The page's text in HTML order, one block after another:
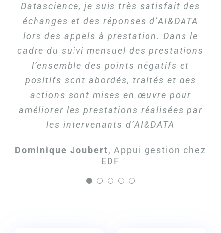
Datascience, je suis très satisfait des
échanges et des réponses d’AI&DATA
lors des appels à prestation. Dans le
cadre du suivi mensuel des prestations
l’ensemble des points négatifs et
positifs sont abordés, traités et des
actions sont mises en œuvre pour
améliorer les prestations réalisées par
les intervenants d’AI&DATA
Dominique Joubert, Appui gestion chez
EDF
maintenant depuis plusieurs années-
nous a apporté toute son expertise
notamment sur la refonte et
l’industrialisation de notre décisionnel
client. Une expertise data à multiples
facettes, puisque plusieurs
compétences ont été mobilisées sur ce
projet, que ce soit en termes de gestion
de projet (pilotage / PO), data
encore datascience & Analyse
Le consultant qui a rejoint nos équipes
a été tout de suite opérationnel et s’est
très bien intégré à l’équipe.
Thierry Saurraute
Directeur
Personnalisation de l'Expérience Client
et Développement de la Culture Client
chez Air France
un travail qualitatif
Kawtar Kostani
Head of data science
chez Prisma Media
Matthias Oehler
Chief Data Officer
chez La Française Des Jeux